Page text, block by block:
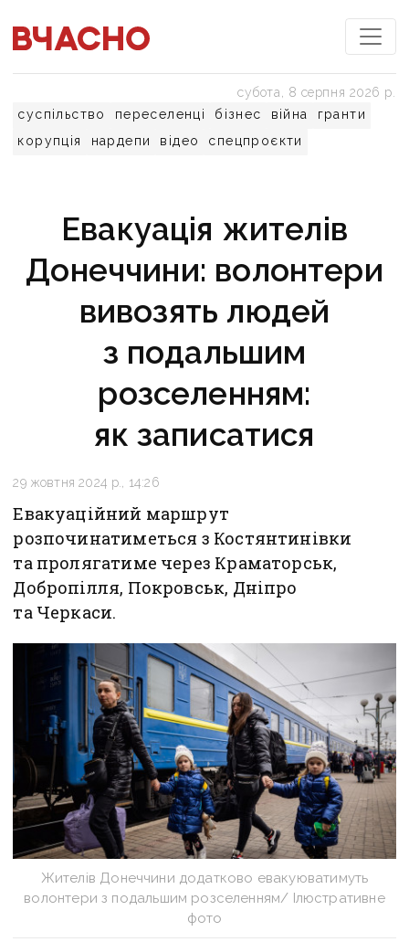
суспільство переселенці бізнес війна
гранти
корупція
нардепи відео спецпроєкти
субота, 8 серпня 2026 р.
Евакуація жителів
Донеччини: волонтери
вивозять людей
з подальшим
розселенням:
як записатися
29 жовтня 2024 р., 14:26
Евакуаційний маршрут
розпочинатиметься з Костянтинівки
та пролягатиме через Краматорськ,
Добропілля, Покровськ, Дніпро
та Черкаси.
Жителів Донеччини додатково евакуюватимуть
волонтери з подальшим розселенням/ Ілюстративне
фото